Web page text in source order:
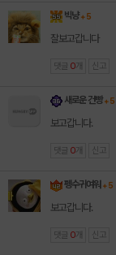
빅냥 + 5
잘보고갑니다
댓글 0 개 신고
새로운 건빵 + 5
보고갑니다.
댓글 0 개 신고
펭수귀여워 + 5
보고갑니다.
댓글 0 개 신고